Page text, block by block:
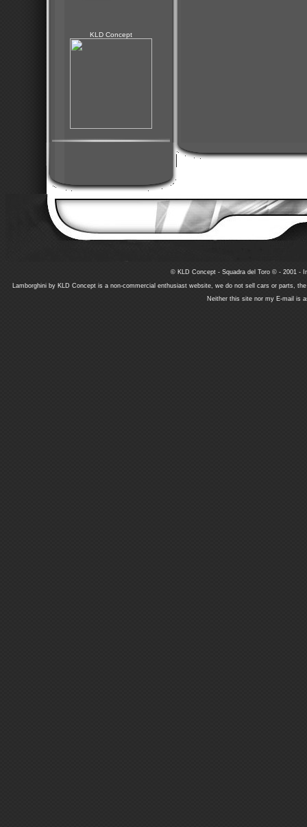
KLD Concept
© KLD Concept - Squadra del Toro © - 2001 -
Lamborghini by KLD Concept is a non-commercial enthusiast website, we do not sell cars or parts,
Neither this site nor my E-mail is